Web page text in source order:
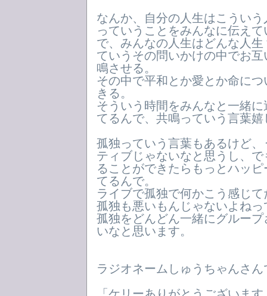
なんか、自分の人生はこうい
っていうことをみんなに伝え
で、みんなの人生はどんな人
ていうその問いかけの中でお
鳴させる。
その中で平和とか愛とか命に
きる。
そういう時間をみんなと一緒
てるんで、共鳴っていう言葉
孤独っていう言葉もあるけど
ティブじゃないなと思うし、
ることができたらもっとハッ
てるんで。
ライブで孤独で何かこう感じ
孤独も悪いもんじゃないよねっ
孤独をどんどん一緒にグルー
いなと思います。
ラジオネームしゅうちゃんさん